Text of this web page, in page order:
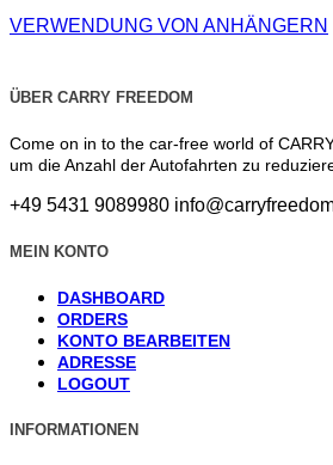
VERWENDUNG VON ANHÄNGERN
ÜBER CARRY FREEDOM
Come on in to the car-free world of
um die Anzahl der Autofahrten zu
+49 5431 9089980
MEIN KONTO
DASHBOARD
ORDERS
KONTO BEARBEITEN
ADRESSE
LOGOUT
INFORMATIONEN